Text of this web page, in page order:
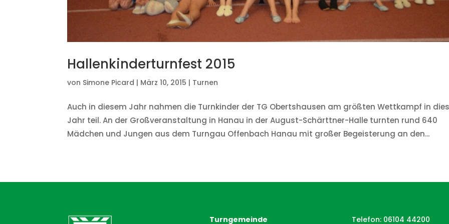
Hallenkinderturnfest 2015
von Simone Picard | März 10, 2015 | Turnen
Auch in diesem Jahr nahmen die Turnkinder der TG Obertshausen am größten Wettkampf in
Jahr teil. An der Großveranstaltung in Hanau in der August-Schärttner-Halle turnten rund 640
Mädchen und Jungen aus dem Turngau Offenbach Hanau mit großer Begeisterung an den...
Turngemeinde Telefon: 06104 44200